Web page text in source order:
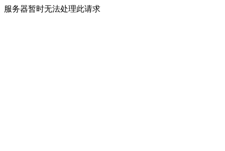
服务器暂时无法处理此请求